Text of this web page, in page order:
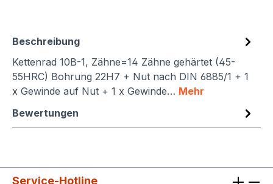
Beschreibung
Kettenrad 10B-1, Zähne=14 Zähne gehärtet (45-
55HRC) Bohrung 22H7 + Nut nach DIN 6885/1 + 1
x Gewinde auf Nut + 1 x Gewinde… Mehr
Bewertungen
Service-Hotline